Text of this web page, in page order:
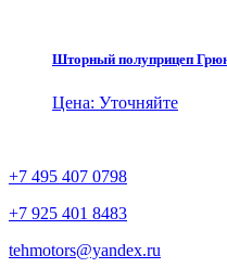
Шторный полуприцеп
Цена: Уточняйте
+7 495 407 0798
+7 925 401 8483
tehmotors@yandex.ru